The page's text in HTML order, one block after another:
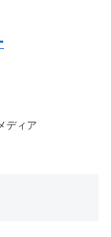
ディア